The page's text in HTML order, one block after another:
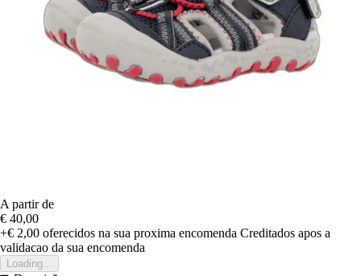
A partir de
€ 40,00
+€ 2,00 oferecidos na sua proxima encomenda Creditados apos a
validacao da sua encomenda
Loading...